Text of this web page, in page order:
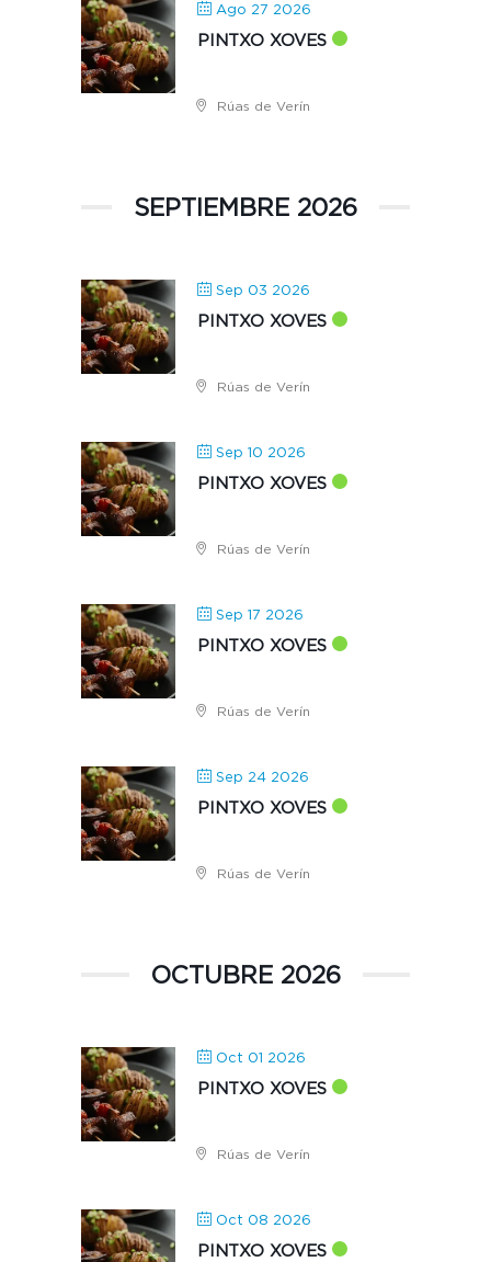
Ago 27 2026
PINTXO XOVES
Rúas de Verín
SEPTIEMBRE 2026
Sep 03 2026
PINTXO XOVES
Rúas de Verín
Sep 10 2026
PINTXO XOVES
Rúas de Verín
Sep 17 2026
PINTXO XOVES
Rúas de Verín
Sep 24 2026
PINTXO XOVES
Rúas de Verín
OCTUBRE 2026
Oct 01 2026
PINTXO XOVES
Rúas de Verín
Oct 08 2026
PINTXO XOVES